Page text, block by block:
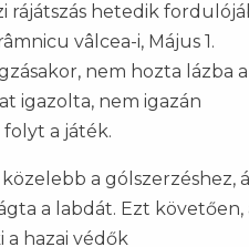
rájátszás hetedik
vâlcea-i, Május 1.
nem hozta lázba a
igazolta, nem igazán
a játék.
a gólszerzéshez,
a labdát. Ezt követően,
hazai védők